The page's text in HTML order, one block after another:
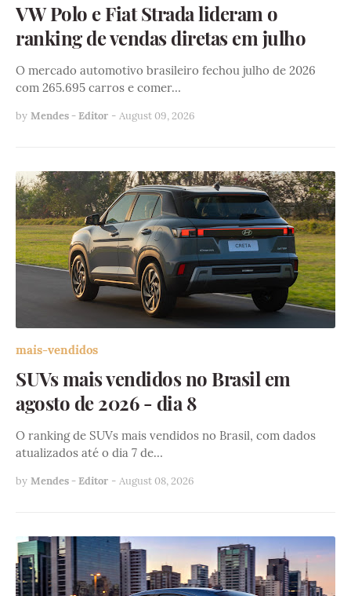
VW Polo e Fiat Strada lideram o
ranking de vendas diretas em julho
O mercado automotivo brasileiro fechou julho de 2026
com 265.695 carros e comer…
by Mendes - Editor - August 09, 2026
mais-vendidos
SUVs mais vendidos no Brasil em
agosto de 2026 - dia 8
O ranking de SUVs mais vendidos no Brasil, com dados
atualizados até o dia 7 de…
by Mendes - Editor - August 08, 2026